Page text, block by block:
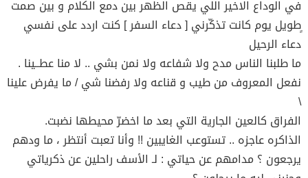
في الوداع الاخير اللي يقص الظهر بين دمع الكلام و بين صمت
ٍطويل يوم كانت تذكّرني [ دعاء السفر ] كنت اردد على نفسي
دعاء الرحيل
ما طلبنا الناس مدح ولا شفاعه ولا نمن بشي .. لا منا عطــينا .
نفعل المعروف من طيب و قناعه ولا رفضنا شي / ما يفرض علينا
\
الفراق كالعين الجارية التي بعد ما اخضرّ محيطها نضبت.
الذاكره عاجزه .. تستوعب الغايبين !! وأنا تعبت أنتظر ، ما ودهم
يرجعون ؟ مدامهم عن حياتي : لـ الأسف راحلين عن ذكرياتي